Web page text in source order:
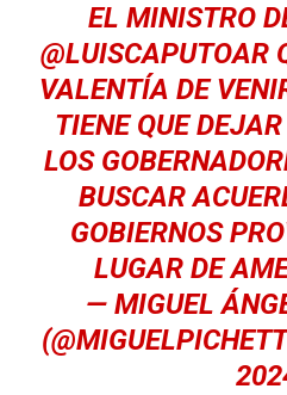
EL MINISTRO
@LUISCAPUTOAR
VALENTÍA DE
TIENE QUE
LOS
BUSCAR
GOBIERNOS
LUGAR DE
— MIGUEL